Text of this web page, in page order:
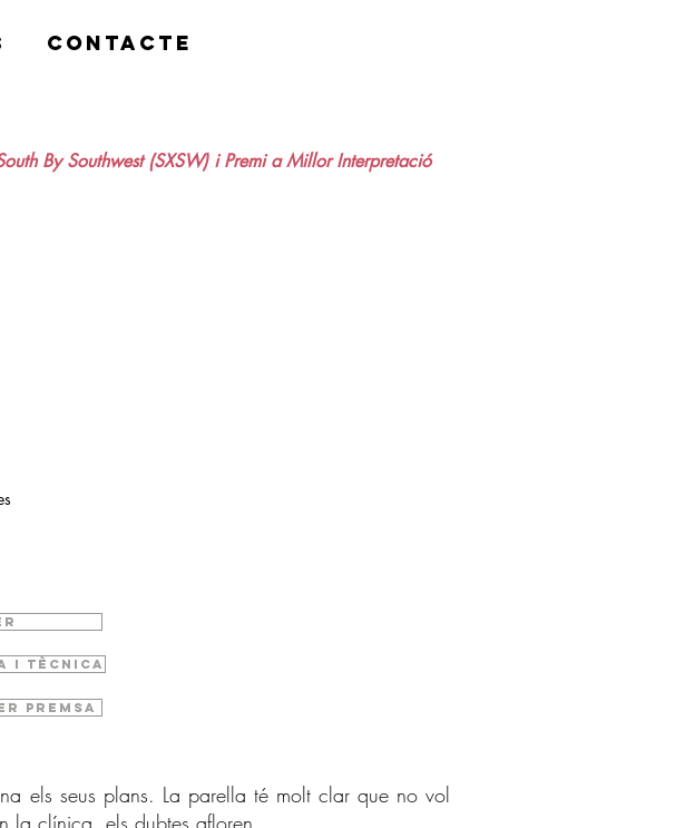
contacte
By Southwest (SXSW) iPremi a Millor Interpretació
I TÈCNICA
PREMSA
els seus plans. La parella té molt clar que no vol
la clínica, els dubtes afloren.